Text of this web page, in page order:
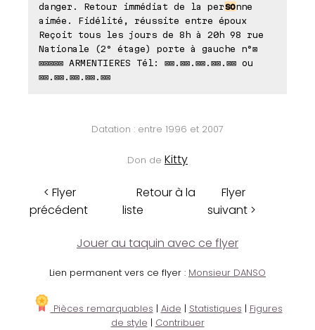
danger. Retour immédiat de la personne
aimée. Fidélité, réussite entre époux
Reçoit tous les jours de 8h à 20h 98 rue
Nationale (2° étage) porte à gauche n°⊠
⊠⊠⊠⊠⊠ ARMENTIERES Tél: ⊠⊠.⊠⊠.⊠⊠.⊠⊠.⊠⊠ ou
⊠⊠.⊠⊠.⊠⊠.⊠⊠.⊠⊠
Datation : entre 1996 et 2007
Don de Kitty
< Flyer
précédent
Retour à la
liste
Flyer
suivant >
Jouer au taquin avec ce flyer
Lien permanent vers ce flyer : Monsieur DANSO
Pièces remarquables | Aide | Statistiques | Figures
de style | Contribuer